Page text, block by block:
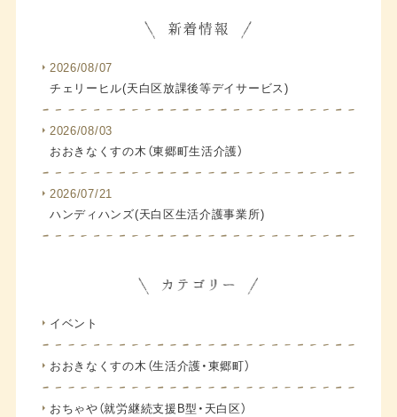
2026/08/07
チェリーヒル(天白区放課後等デイサービス)
2026/08/03
おおきなくすの木（東郷町生活介護）
2026/07/21
ハンディハンズ(天白区生活介護事業所)
イベント
おおきなくすの木（生活介護・東郷町）
おちゃや（就労継続支援B型・天白区）